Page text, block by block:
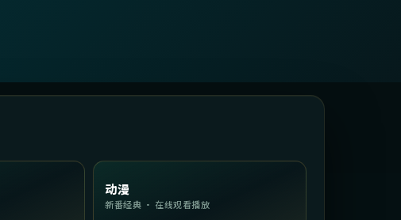
动漫
新番经典 · 在线观看播放